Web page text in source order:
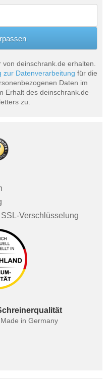
deinschrank.de erhalten.
zur Datenverarbeitung für die
Daten im
Erhalt des deinschrank.de
zu.
Verschlüsselung
Made in Germany